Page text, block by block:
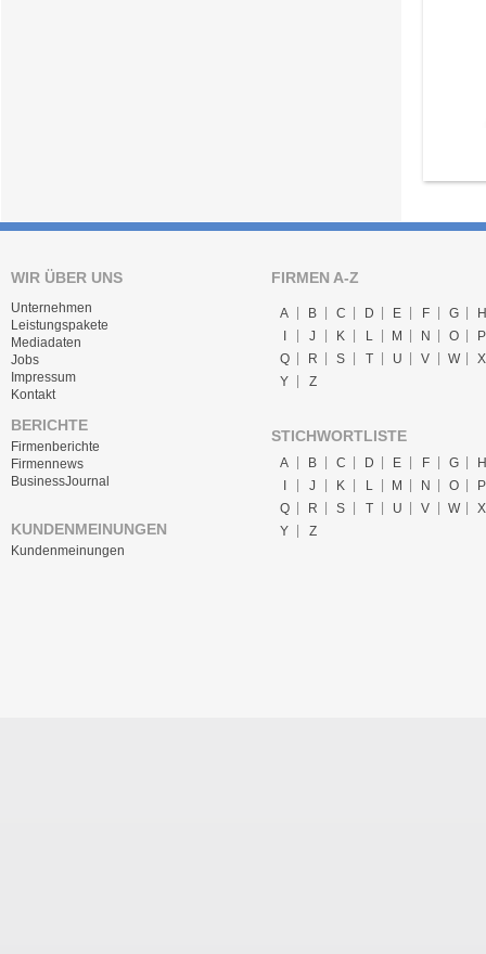
WIR ÜBER UNS
Unternehmen
Leistungspakete
Mediadaten
Jobs
Impressum
Kontakt
BERICHTE
Firmenberichte
Firmennews
BusinessJournal
KUNDENMEINUNGEN
Kundenmeinungen
FIRMEN A-Z
A B C D E F G
H
I
J K L M N O
P
Q
R S T U V W
X
Y
Z
STICHWORTLISTE
A B C D E F G
H
J K L M N O
P
Q
R S T U V W
X
Y
Z